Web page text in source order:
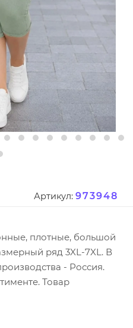
Артикул: 973948
плотные, большой
ряд 3XL-7XL. В
- Россия.
Товар